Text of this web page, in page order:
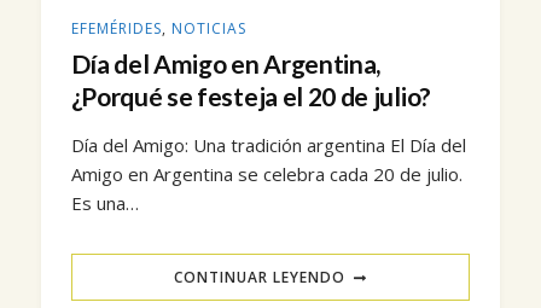
EFEMÉRIDES, NOTICIAS
Día del Amigo en Argentina,
¿Porqué se festeja el 20 de julio?
Día del Amigo: Una tradición argentina El Día del
Amigo en Argentina se celebra cada 20 de julio.
Es una…
CONTINUAR LEYENDO